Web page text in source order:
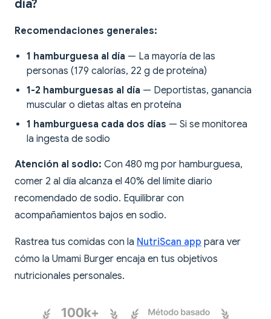
día?
Recomendaciones generales:
1 hamburguesa al día — La mayoría de las
personas (179 calorías, 22 g de proteína)
1-2 hamburguesas al día — Deportistas, ganancia
muscular o dietas altas en proteína
1 hamburguesa cada dos días — Si se monitorea
la ingesta de sodio
Atención al sodio: Con 480 mg por hamburguesa,
comer 2 al día alcanza el 40% del límite diario
recomendado de sodio. Equilibrar con
acompañamientos bajos en sodio.
Rastrea tus comidas con la NutriScan app para ver
cómo la Umami Burger encaja en tus objetivos
nutricionales personales.